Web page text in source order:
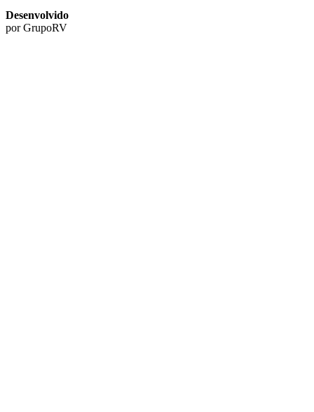
Desenvolvido
por GrupoRV